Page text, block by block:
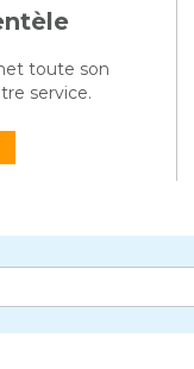
toute son
service.